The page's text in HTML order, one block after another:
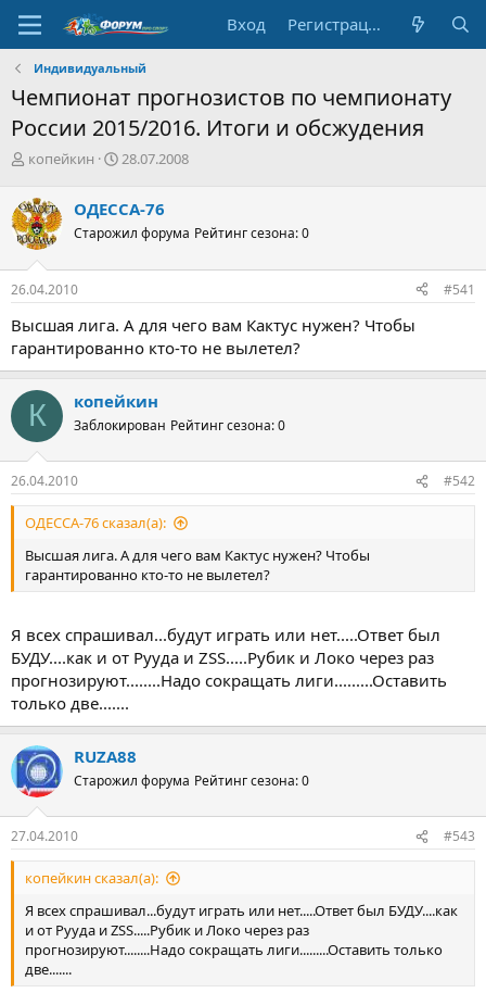
Вход Регистрация
Индивидуальный
Чемпионат прогнозистов по чемпионату
России 2015/2016. Итоги и обсжудения
А
т
о
р
т
е
м
копейкин
Д
а
н
ч
а
28.07.2008
ОДЕССА-76
Старожил форума Рейтинг сезона: 0
26.04.2010 #541
Высшая лига. А для чего вам Кактус нужен? Чтобы
гарантированно кто-то не вылетел?
К копейкин
Заблокирован Рейтинг сезона: 0
26.04.2010 #542
ОДЕССА-76 сказал(а):
Высшая лига. А для чего вам Кактус нужен? Чтобы
гарантированно кто-то не вылетел?
Я всех спрашивал...будут играть или нет.....Ответ был
БУДУ....как и от Рууда и ZSS.....Рубик и Локо через раз
прогнозируют........Надо сокращать лиги.........Оставить
только две.......
RUZA88
Старожил форума Рейтинг сезона: 0
27.04.2010 #543
копейкин сказал(а):
Я всех спрашивал...будут играть или нет.....Ответ был БУДУ....как
и от Рууда и ZSS.....Рубик и Локо через раз
прогнозируют........Надо сокращать лиги.........Оставить только
две.......